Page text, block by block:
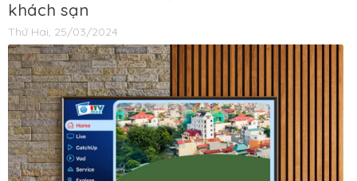
khách sạn
Thứ Hai, 25/03/2024